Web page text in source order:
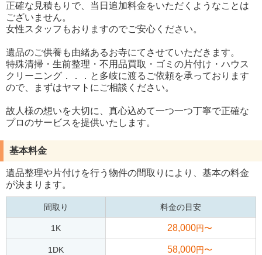
正確な見積もりで、当日追加料金をいただくようなことは
ございません。
女性スタッフもおりますのでご安心ください。
遺品のご供養も由緒あるお寺にてさせていただきます。
特殊清掃・生前整理・不用品買取・ゴミの片付け・ハウス
クリーニング．．．と多岐に渡るご依頼を承っております
ので、まずはヤマトにご相談ください。
故人様の想いを大切に、真心込めて一つ一つ丁寧で正確な
プロのサービスを提供いたします。
基本料金
遺品整理や片付けを行う物件の間取りにより、基本の料金
が決まります。
間取り 料金の目安
1K 28,000円〜
1DK 58,000円〜